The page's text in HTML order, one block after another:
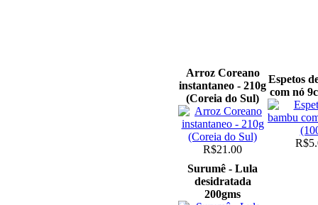
Arroz Coreano
instantaneo - 210g
(Coreia do Sul)
R$21.00
Espetos
com nó
Surumê - Lula
desidratada
200gms